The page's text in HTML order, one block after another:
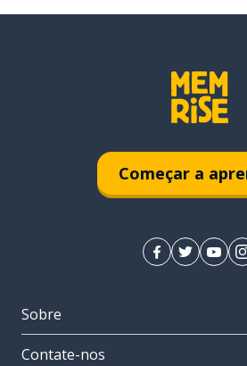
Começar a
Sobre
Contate-nos